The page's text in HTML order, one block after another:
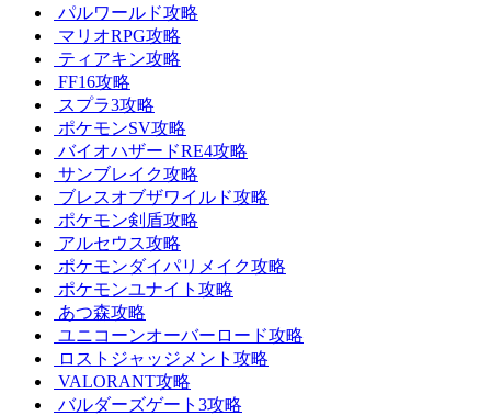
パルワールド攻略
マリオRPG攻略
ティアキン攻略
FF16攻略
スプラ3攻略
ポケモンSV攻略
バイオハザードRE4攻略
サンブレイク攻略
ブレスオブザワイルド攻略
ポケモン剣盾攻略
アルセウス攻略
ポケモンダイパリメイク攻略
ポケモンユナイト攻略
あつ森攻略
ユニコーンオーバーロード攻略
ロストジャッジメント攻略
VALORANT攻略
バルダーズゲート3攻略